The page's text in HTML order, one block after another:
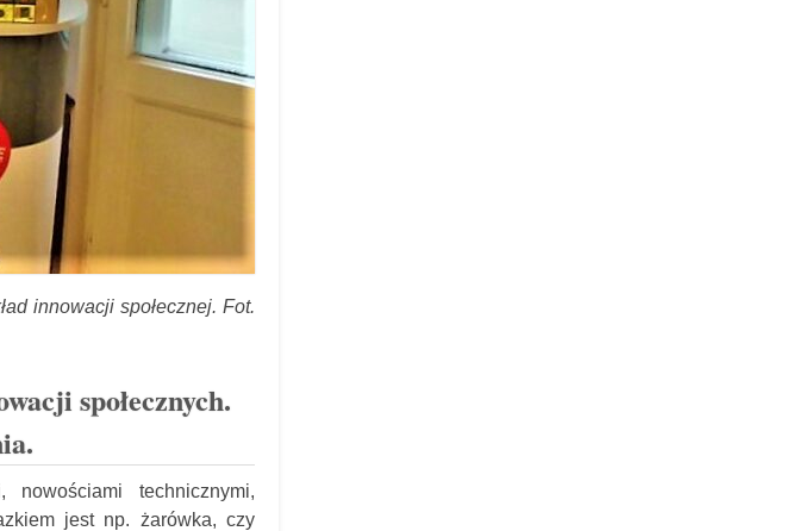
innowacji społecznej. Fot.
społecznych.
technicznymi,
jest np. żarówka, czy